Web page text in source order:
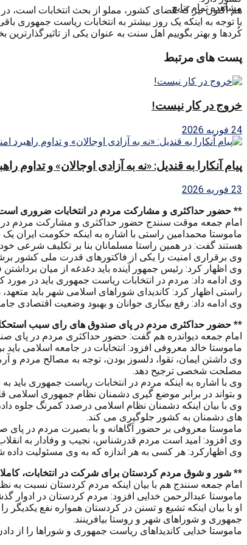
مشاهده تمام نتایج
هم اکنون نیز که فضای کشور، مملو از بحث انتخابات است،
با توجه به اینکه یک روز بیشتر به انتخابات ریاست جمهوری
کُردها و بهتر بگوییم اهل سنت به عنوان یکی از
پست های مرتبط
خروج در کار نیست!
24 فوریه 2026
پیام آنکارا به قندیل: «نه به آزادی اوجالان» و تداوم
23 فوریه 2026
** حضور حداکثری و مشارکت مردم در انتخابات ضروری
امام جمعه موقت سنندج حضور حداکثری و مشارکت مردم در
ماموستا محمدامین راستی با اشاره به اینکه حکومت
هستند گفت: در همین راستا مسلمانان بنا بر تکلیف شرعی خود
وی برقراری امنیت را یکی از فاکتورهای قدرت ملی کشور
وی اظهار کرد: رئیس جمهور آینده باید دغدغه از میان
وی ادامه داد: مردم در انتخابات ریاست جمهوری باید در
راستی اظهار کرد: کاندیدای شوراهای اسلامی شهر باید
وی ادامه داد: رفع بیکاری جوانان و بهبود وضعیت اقتصادی
** حضور حداکثری مردم در پای صندوق های رای سبب
امام جمعه دیواندره هم گفت: حضور حداکثری مردم در
ماموستا خالد معروفی افزود: انتخابات در جامعه اسلامی
وی داشتن ایمان، تقوا، دلسوز بودن، توجه به مصالح مردم
مصلحت شخصی ترجیح دهد.
وی با اشاره به اینکه مردم در انتخابات ریاست جمهوری
و بتواند در برابر موضع گیری دشمنان نظام جمهوری اسلامی
وی با بیان اینکه دشمنان نظام اسلامی درصدد کمرنگ جلوه
های دشمنان به کشور جلوگیری می کند.
ماموستا معروفی بر حضور آگاهانه و با بصیرت مردم در پای
وی افزود: امید است مردم قدرشناس، نجیب و وفادار به
وی اظهارکرد: هر کسی به هر اندازه که به وی مسئولیت
** شور و شوق مردم کردستان برای شرکت در انتخابات،
امام جمعه سنندج هم با بیان اینکه مردم کردستان نسبت
ماموستا عبدالرحمن خدایی افزود: مردم کردستان در ادوار
او با بیان اینکه تشیع و تسنن در کردستان همواره نفع
جمهوری و شوراهای شهر و روستا بیافرینند.
ماموستا خدایی کاندیداهای ریاست جمهوری و شوراها را از